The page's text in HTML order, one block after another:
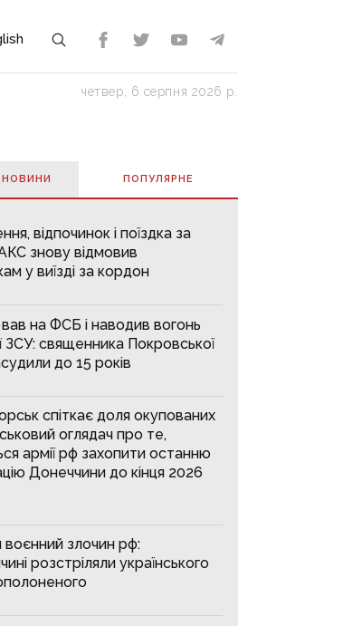
четвер, 6 серпня 2026 р.
НОВИНИ ПОПУЛЯРНE
відпочинок і поїздка за
знову відмовив
у виїзді за кордон
на ФСБ і наводив вогонь
ЗСУ: священника Покровської
до 15 років
спіткає доля окупованих
оглядач про те,
армії рф захопити останню
Донеччини до кінця 2026
воєнний злочин рф:
розстріляли українського